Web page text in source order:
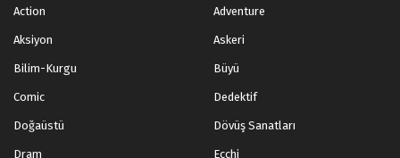
Action Adventure
Aksiyon Askeri
Bilim-Kurgu Büyü
Comic Dedektif
Doğaüstü Dövüş Sanatları
Dram Ecchi